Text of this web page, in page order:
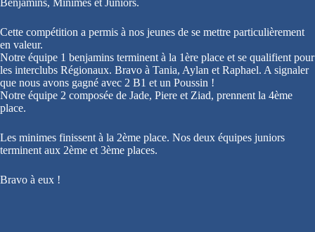
Benjamins, Minimes et Juniors.
Cette compétition a permis à nos jeunes de se mettre particulièrement
en valeur.
Notre équipe 1 benjamins terminent à la 1ère place et se qualifient pour
les interclubs Régionaux. Bravo à Tania, Aylan et Raphael. A signaler
que nous avons gagné avec 2 B1 et un Poussin !
Notre équipe 2 composée de Jade, Piere et Ziad, prennent la 4ème
place.
Les minimes finissent à la 2ème place. Nos deux équipes juniors
terminent aux 2ème et 3ème places.
Bravo à eux !